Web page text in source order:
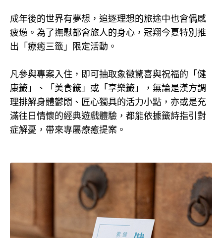
成年後的世界有夢想，追逐理想的旅途中也會偶感
疲憊。為了撫慰都會旅人的身心，冠翔今夏特別推
出「療癒三籤」限定活動。
凡參與專案入住，即可抽取象徵驚喜與祝福的「健
康籤」、「美食籤」或「享樂籤」，無論是漢方調
理排解身體鬱悶、匠心獨具的活力小點，亦或是充
滿往日情懷的經典遊戲體驗，都能依據籤詩指引對
症解憂，帶來專屬療癒提案。